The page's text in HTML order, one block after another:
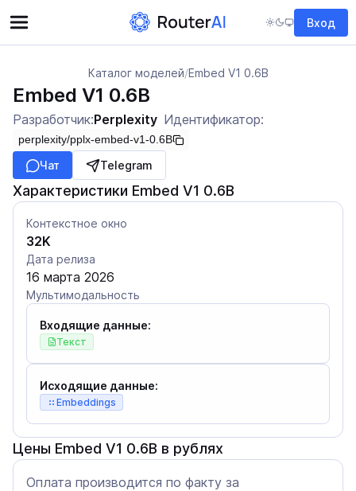
Вход
Каталог моделей/Embed V1 0.6B
Embed V1 0.6B
Разработчик:Perplexity Идентификатор:
perplexity/pplx-embed-v1-0.6B
Чат Telegram
Характеристики Embed V1 0.6B
Контекстное окно
32K
Дата релиза
16 марта 2026
Мультимодальность
Входящие данные:
Текст
Исходящие данные:
Embeddings
Цены Embed V1 0.6B в рублях
Оплата производится по факту за